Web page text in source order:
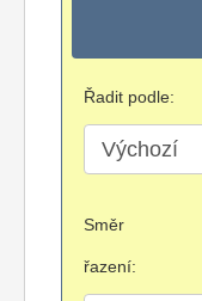
Řadit podle:
Směr
řazení: